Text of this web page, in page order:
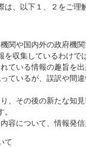
、以下１、２をご
関や国内外の政府機
収集しているわけで
いる情報の趣旨を
ているが、誤訳や間
、その後の新たな知
について、情報発信
て